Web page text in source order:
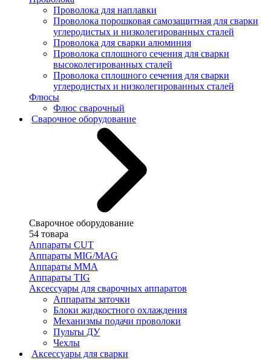
Проволока для наплавки
Проволока порошковая самозащитная для сварки
углеродистых и низколегированных сталей
Проволока для сварки алюминия
Проволока сплошного сечения для сварки
высоколегированных сталей
Проволока сплошного сечения для сварки
углеродистых и низколегированных сталей
Флюсы
Флюс сварочный
Сварочное оборудование
Сварочное оборудование
54 товара
Аппараты CUT
Аппараты MIG/MAG
Аппараты MMA
Аппараты TIG
Аксессуары для сварочных аппаратов
Аппараты заточки
Блоки жидкостного охлаждения
Механизмы подачи проволоки
Пульты ДУ
Чехлы
Аксессуары для сварки